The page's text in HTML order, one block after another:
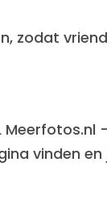
zodat
vinden en